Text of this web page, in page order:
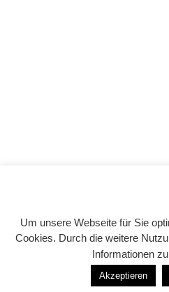
Um unsere Webseite für Sie
Cookies. Durch die weitere
Informationen
Akzeptieren